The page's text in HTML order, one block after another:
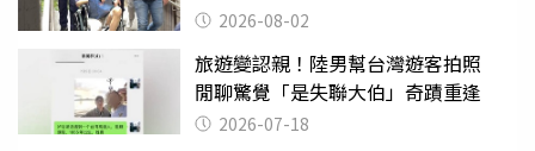
2026-08-02
旅遊變認親！陸男幫台灣遊客拍照
閒聊驚覺「是失聯大伯」奇蹟重逢
2026-07-18